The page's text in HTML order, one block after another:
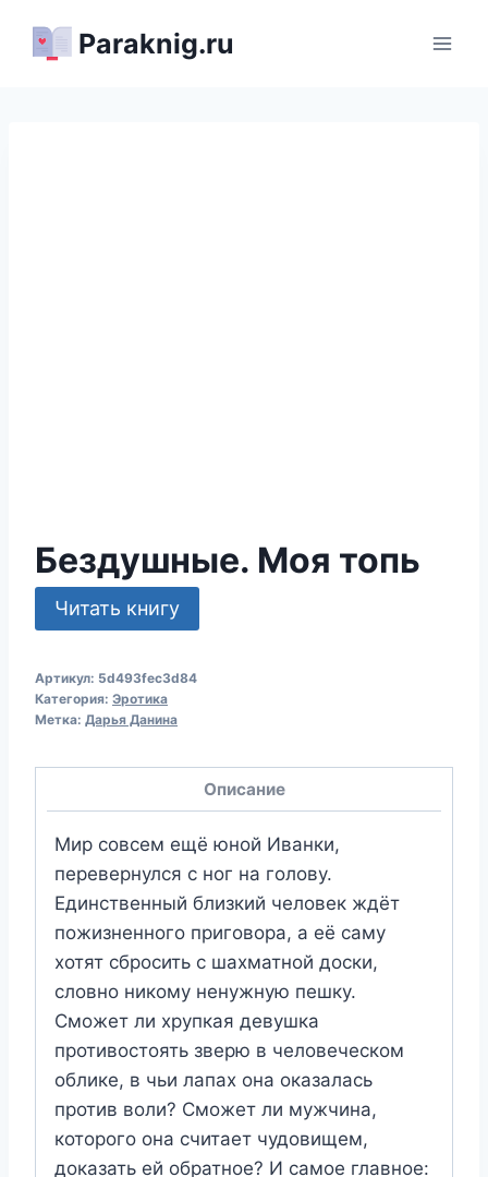
Paraknig.ru
Бездушные. Моя топь
Читать книгу
Артикул: 5d493fec3d84
Категория: Эротика
Метка: Дарья Данина
Описание
Мир совсем ещё юной Иванки,
перевернулся с ног на голову.
Единственный близкий человек ждёт
пожизненного приговора, а её саму
хотят сбросить с шахматной доски,
словно никому ненужную пешку.
Сможет ли хрупкая девушка
противостоять зверю в человеческом
облике, в чьи лапах она оказалась
против воли? Сможет ли мужчина,
которого она считает чудовищем,
доказать ей обратное? И самое главное: